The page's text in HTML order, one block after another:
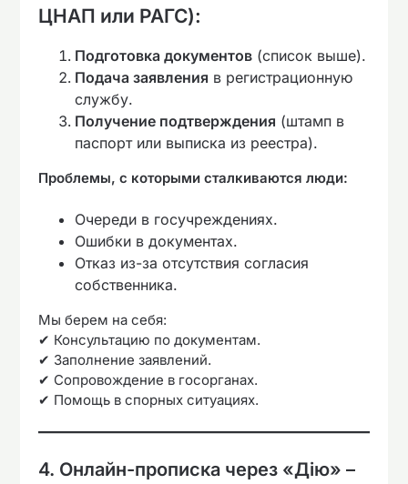
ЦНАП или РАГС):
Подготовка документов (список выше).
Подача заявления в регистрационную
службу.
Получение подтверждения (штамп в
паспорт или выписка из реестра).
Проблемы, с которыми сталкиваются люди:
Очереди в госучреждениях.
Ошибки в документах.
Отказ из-за отсутствия согласия
собственника.
Мы берем на себя:
✔ Консультацию по документам.
✔ Заполнение заявлений.
✔ Сопровождение в госорганах.
✔ Помощь в спорных ситуациях.
4. Онлайн-прописка через «Дію» –